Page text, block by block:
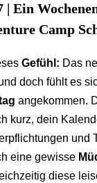
| Ein
Camp
Gefühl: Das
doch fühlt es
angekommen.
kurz, dein
und
eine gewisse
diese